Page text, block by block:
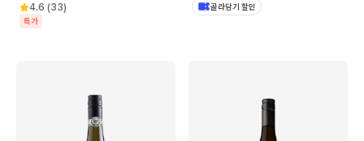
4.6 (33)
특가
골라담기 할인